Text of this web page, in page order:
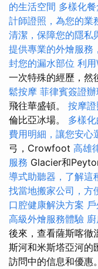
的生活空間 多樣化
計師證照，為您的業
清潔，保障您的隱私
提供專業的外燴服務
封您的漏水部位 利
一次特殊的經歷，然
鬆按摩 菲律賓簽證
飛往華盛頓。 按摩
倫比亞冰場。 多樣
費用明細，讓您安心
弓，Crowfoot 高雄
服務 Glacier和
導式助聽器，了解這
找當地搬家公司，方
口腔健康解決方案
高級外燴服務體驗
後來，查看薩斯喀徹
斯河和米斯塔亞河的
訪問中的信息和優惠